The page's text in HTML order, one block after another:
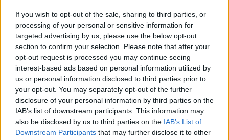
If you wish to opt-out of the sale, sharing to third parties, or
processing of your personal or sensitive information for
targeted advertising by us, please use the below opt-out
section to confirm your selection. Please note that after your
opt-out request is processed you may continue seeing
interest-based ads based on personal information utilized by
us or personal information disclosed to third parties prior to
your opt-out. You may separately opt-out of the further
disclosure of your personal information by third parties on the
IAB’s list of downstream participants. This information may
also be disclosed by us to third parties on the IAB’s List of
Downstream Participants that may further disclose it to other
AUDIENCIAS ESTRENOS STREAMING
GENTE TV CONCURSOS REALITIES